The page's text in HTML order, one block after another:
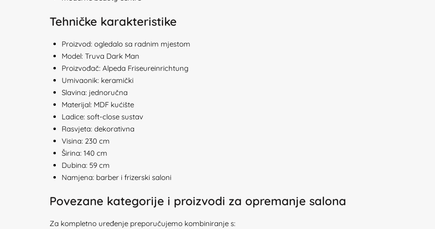
Tehničke karakteristike
Proizvod: ogledalo sa radnim mjestom
Model: Truva Dark Man
Proizvođač: Alpeda Friseureinrichtung
Umivaonik: keramički
Slavina: jednoručna
Materijal: MDF kućište
Ladice: soft-close sustav
Rasvjeta: dekorativna
Visina: 230 cm
Širina: 140 cm
Dubina: 59 cm
Namjena: barber i frizerski saloni
Povezane kategorije i proizvodi za opremanje salona
Za kompletno uređenje preporučujemo kombiniranje s: